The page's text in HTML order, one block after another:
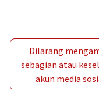
Dilarang
sebagian atau
akun media